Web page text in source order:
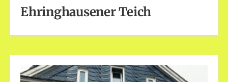
Ehringhausener Teich